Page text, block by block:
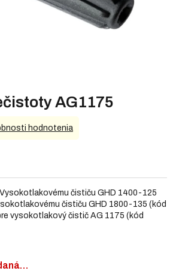
AG1175
čističu GHD 1400-125
čističu GHD 1800-135 (kód
vysokotlakový čistič AG 1175 (kód
hodnotenia